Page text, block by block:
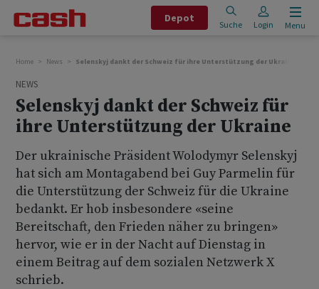
Depot
Suche Login Menu
Home News Selenskyj dankt der Schweiz für ihre Unterstützung der Ukraine
NEWS
Selenskyj dankt der Schweiz für
ihre Unterstützung der Ukraine
Der ukrainische Präsident Wolodymyr Selenskyj
hat sich am Montagabend bei Guy Parmelin für
die Unterstützung der Schweiz für die Ukraine
bedankt. Er hob insbesondere «seine
Bereitschaft, den Frieden näher zu bringen»
hervor, wie er in der Nacht auf Dienstag in
einem Beitrag auf dem sozialen Netzwerk X
schrieb.